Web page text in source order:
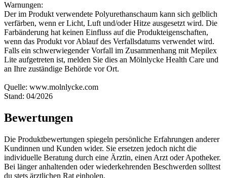
Warnungen:
Der im Produkt verwendete Polyurethanschaum kann sich gelblich
verfärben, wenn er Licht, Luft und/oder Hitze ausgesetzt wird. Die
Farbänderung hat keinen Einfluss auf die Produkteigenschaften,
wenn das Produkt vor Ablauf des Verfallsdatums verwendet wird.
Falls ein schwerwiegender Vorfall im Zusammenhang mit Mepilex
Lite aufgetreten ist, melden Sie dies an Mölnlycke Health Care und
an Ihre zuständige Behörde vor Ort.
Quelle: www.molnlycke.com
Stand: 04/2026
Bewertungen
Die Produktbewertungen spiegeln persönliche Erfahrungen anderer
Kundinnen und Kunden wider. Sie ersetzen jedoch nicht die
individuelle Beratung durch eine Ärztin, einen Arzt oder Apotheker.
Bei länger anhaltenden oder wiederkehrenden Beschwerden solltest
du stets ärztlichen Rat einholen.